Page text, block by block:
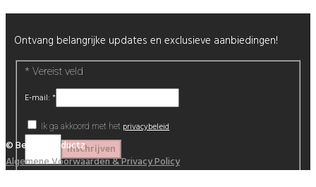
Ontvang belangrijke updates en exclusieve aanbiedingen!
* Vereist veld
E-mail:*
Ik ga akkoord met het privacybeleid
© Beautyproductz
Algemene Voorwaarden & Privacy Policy